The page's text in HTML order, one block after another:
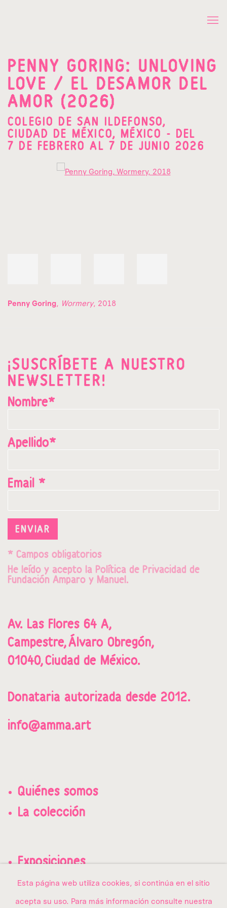
PENNY GORING: UNLOVING
LOVE / EL DESAMOR DEL
AMOR (2026)
COLEGIO DE SAN ILDEFONSO,
CIUDAD DE MÉXICO, MÉXICO - DEL
7 DE FEBRERO AL 7 DE JUNIO 2026
Open a larger version of the following image in a popup:
Penny Goring, Wormery, 2018
¡SUSCRÍBETE A NUESTRO
NEWSLETTER!
Nombre*
Apellido*
Email *
ENVIAR
* Campos obligatorios
He leído y acepto la Política de Privacidad de
Fundación Amparo y Manuel.
Av. Las Flores 64 A,
Campestre,Álvaro Obregón,
01040, Ciudad de México.
Donataria autorizada desde 2012.
info@amma.art
Quiénes somos
La colección
Exposiciones
Contacto
Esta página web utiliza cookies, si continúa en el sitio
acepta su uso. Para más información consulte nuestra